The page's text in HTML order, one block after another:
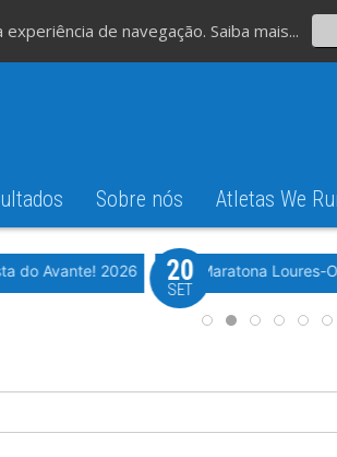
Sobre nós Atletas We
Evento WeTiming
do Avante! 2026 Meia Maratona Loures-
20
SET
de navegação. Saiba mais...